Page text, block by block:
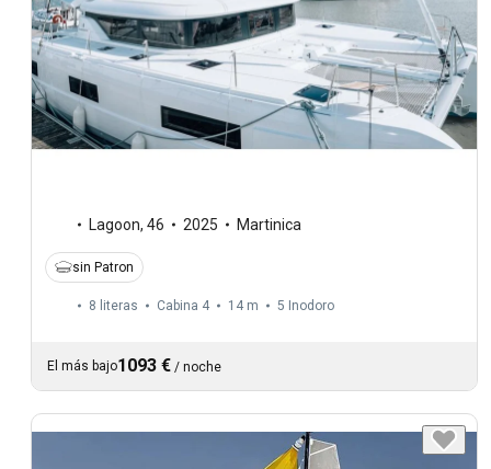
Lagoon, 46 2025 Martinica
sin Patron
8 literas Cabina 4 14 m 5 Inodoro
El más bajo1093 € / noche